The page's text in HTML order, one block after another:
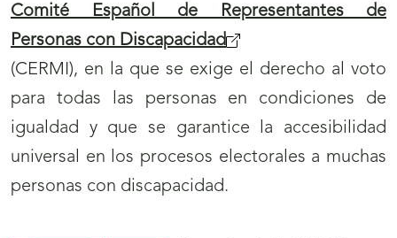
Comité Español de Representantes de
Personas con Discapacidad
(CERMI), en la que se exige el derecho al voto
para todas las personas en condiciones de
igualdad y que se garantice la accesibilidad
universal en los procesos electorales a muchas
personas con discapacidad.